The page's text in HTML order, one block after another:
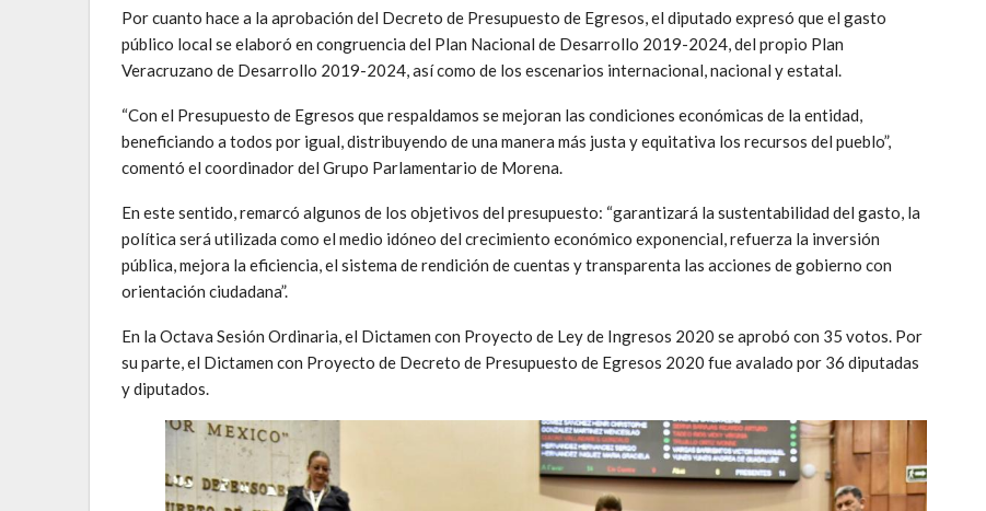
Por cuanto hace a la aprobación del Decreto de Presupuesto de Egresos, el diputado expresó que el gasto
público local se elaboró en congruencia del Plan Nacional de Desarrollo 2019-2024, del propio Plan
Veracruzano de Desarrollo 2019-2024, así como de los escenarios internacional, nacional y estatal.
“Con el Presupuesto de Egresos que respaldamos se mejoran las condiciones económicas de la entidad,
beneficiando a todos por igual, distribuyendo de una manera más justa y equitativa los recursos del pueblo”,
comentó el coordinador del Grupo Parlamentario de Morena.
En este sentido, remarcó algunos de los objetivos del presupuesto: “garantizará la sustentabilidad del gasto, la
política será utilizada como el medio idóneo del crecimiento económico exponencial, refuerza la inversión
pública, mejora la eficiencia, el sistema de rendición de cuentas y transparenta las acciones de gobierno con
orientación ciudadana”.
En la Octava Sesión Ordinaria, el Dictamen con Proyecto de Ley de Ingresos 2020 se aprobó con 35 votos. Por
su parte, el Dictamen con Proyecto de Decreto de Presupuesto de Egresos 2020 fue avalado por 36 diputadas
y diputados.